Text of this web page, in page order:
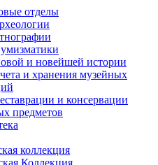
отделы
и новейшей истории
и хранения музейных
и консервации
предметов
коллекция
Коллекция